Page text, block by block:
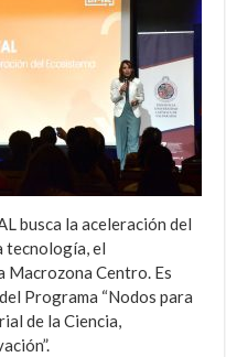
busca la aceleración del
tecnología, el
Macrozona Centro. Es
Programa “Nodos para
de la Ciencia,